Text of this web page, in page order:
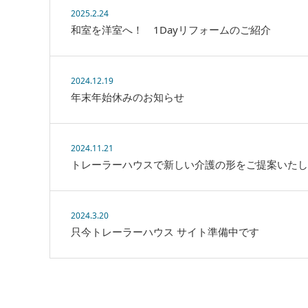
2025.2.24
和室を洋室へ！ 1Dayリフォームのご紹介
2024.12.19
年末年始休みのお知らせ
2024.11.21
トレーラーハウスで新しい介護の形をご提案いた
2024.3.20
只今トレーラーハウス サイト準備中です